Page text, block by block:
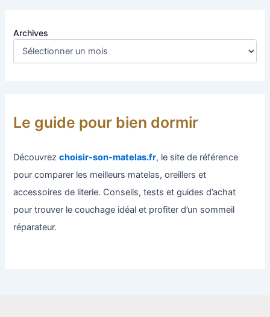
Archives
Le guide pour bien dormir
Découvrezchoisir-son-matelas.fr, le site de référence
pour comparer les meilleurs matelas, oreillers et
accessoires de literie. Conseils, tests et guides d’achat
pour trouver le couchage idéal et profiter d’un sommeil
réparateur.